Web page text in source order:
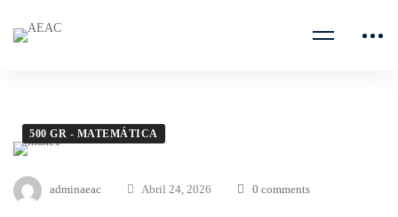
500 GR - MATEMÁTICA
adminaeac Abril 24, 2026 0 comments